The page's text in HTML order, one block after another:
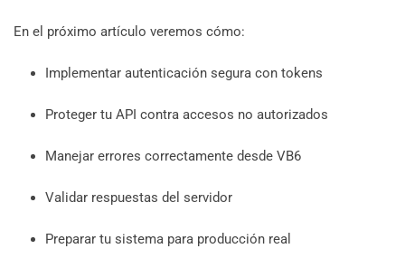
En el próximo artículo veremos cómo:
Implementar autenticación segura con tokens
Proteger tu API contra accesos no autorizados
Manejar errores correctamente desde VB6
Validar respuestas del servidor
Preparar tu sistema para producción real